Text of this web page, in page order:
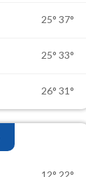
25° 37°
25° 33°
26° 31°